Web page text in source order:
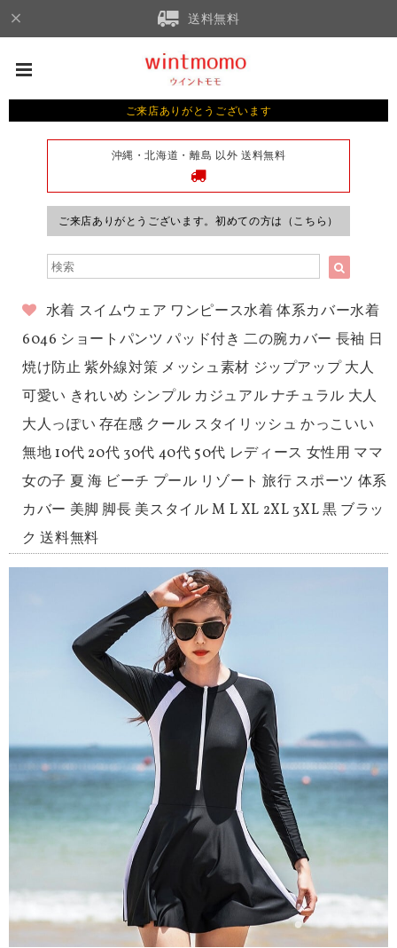
送料無料
ご来店ありがとうございます
沖縄・北海道・離島 以外 送料無料
ご来店ありがとうございます。初めての方は（こちら）
水着 スイムウェア ワンピース水着 体系カバー水着
6046 ショートパンツ パッド付き 二の腕カバー 長袖 日
焼け防止 紫外線対策 メッシュ素材 ジップアップ 大人
可愛い きれいめ シンプル カジュアル ナチュラル 大人
大人っぽい 存在感 クール スタイリッシュ かっこいい
無地 10代 20代 30代 40代 50代 レディース 女性用 ママ
女の子 夏 海 ビーチ プール リゾート 旅行 スポーツ 体系
カバー 美脚 脚長 美スタイル M L XL 2XL 3XL 黒 ブラッ
ク 送料無料